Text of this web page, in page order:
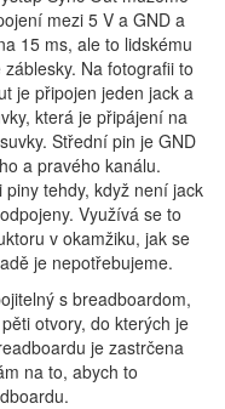
mezi 5 V a GND a
15 ms, ale to lidskému
Na fotografii to
je připojen jeden jack a
která je připájení na
Střední pin je GND
a pravého kanálu.
tehdy, když není jack
Využívá se to
v okamžiku, jak se
je nepotřebujeme.
s breadboardom,
otvory, do kterých je
je zastrčena
na to, abych to